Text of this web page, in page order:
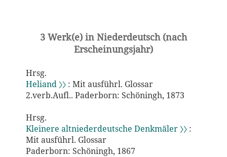
3 Werk(e) in Niederdeutsch (nach
Erscheinungsjahr)
Hrsg.
Heliand 〉〉: Mit ausführl. Glossar
2.verb.Aufl.. Paderborn: Schöningh, 1873
Hrsg.
Kleinere altniederdeutsche Denkmäler 〉〉:
Mit ausführl. Glossar
Paderborn: Schöningh, 1867